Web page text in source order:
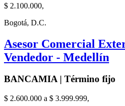
$ 2.100.000,
Bogotá, D.C.
Asesor Comercial
Vendedor - Medellín
BANCAMIA | Término fijo
$ 2.600.000 a $ 3.999.999,